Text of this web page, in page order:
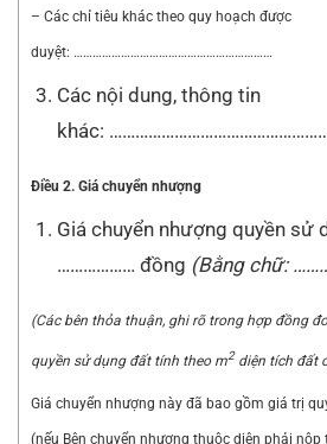
– Các chỉ tiêu khác theo quy hoạch được
duyệt: ………………………………………………………
Các nội dung, thông tin
khác:
Điều 2. Giá chuyển nhượng
Giá chuyển nhượng quyền sử
……………… đồng (Bằng chữ:
(Các bên thỏa thuận, ghi rõ trong hợp đồng
quyền sử dụng đất tính theo m2 diện tích đất
Giá chuyển nhượng này đã bao gồm giá trị
(nếu Bên chuyển nhượng thuộc diện phải nộp